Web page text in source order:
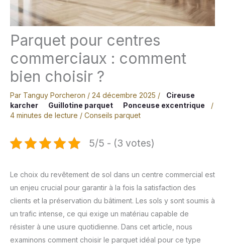
Parquet pour centres
commerciaux : comment
bien choisir ?
Par Tanguy Porcheron / 24 décembre 2025 /
Cireuse
karcher
Guillotine parquet Ponceuse excentrique
/
4 minutes de lecture / Conseils parquet
5/5 - (3 votes)
Le choix du revêtement de sol dans un centre commercial est
un enjeu crucial pour garantir à la fois la satisfaction des
clients et la préservation du bâtiment. Les sols y sont soumis à
un trafic intense, ce qui exige un matériau capable de
résister à une usure quotidienne. Dans cet article, nous
examinons comment choisir le parquet idéal pour ce type